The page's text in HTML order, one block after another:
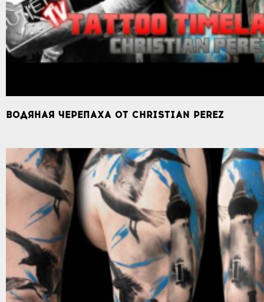
ВОДЯНАЯ ЧЕРЕПАХА ОТ CHRISTIAN PEREZ